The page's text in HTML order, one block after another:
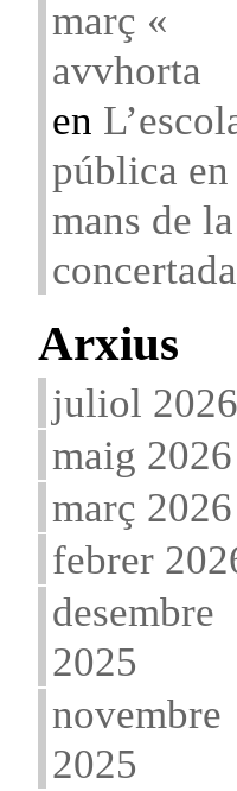
març «
avvhorta
en
pública en
mans de la
concertada
Arxius
juliol 2026
maig 2026
març 2026
febrer
desembre
2025
novembre
2025